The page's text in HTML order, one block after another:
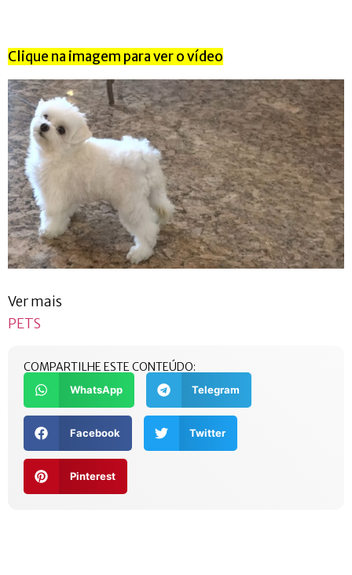
Clique na imagem para ver o vídeo
Ver mais
PETS
COMPARTILHE ESTE CONTEÚDO:
WhatsApp Telegram
Facebook Twitter
Pinterest